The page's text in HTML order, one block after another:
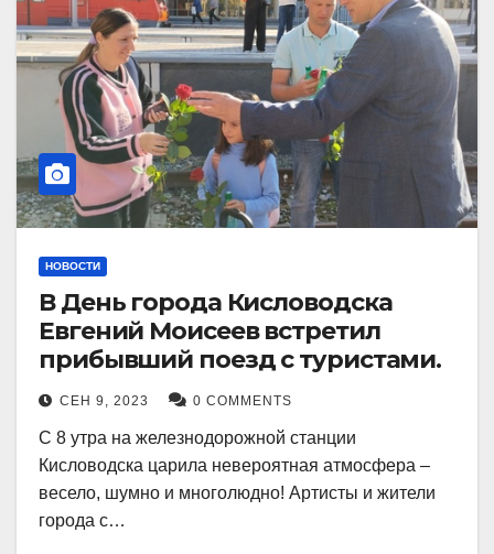
НОВОСТИ
В День города Кисловодска
Евгений Моисеев встретил
прибывший поезд с туристами.
СЕН 9, 2023 0 COMMENTS
С 8 утра на железнодорожной станции
Кисловодска царила невероятная атмосфера –
весело, шумно и многолюдно! Артисты и жители
города с…